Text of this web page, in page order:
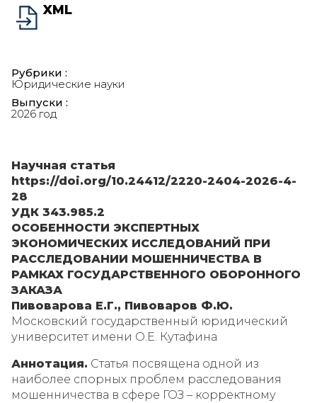
XML
Рубрики :
Юридические науки
Выпуски :
2026 год
Научная статья
https://doi.org/10.24412/2220-2404-2026-4-
28
УДК 343.985.2
ОСОБЕННОСТИ ЭКСПЕРТНЫХ
ЭКОНОМИЧЕСКИХ ИССЛЕДОВАНИЙ ПРИ
РАССЛЕДОВАНИИ МОШЕННИЧЕСТВА В
РАМКАХ ГОСУДАРСТВЕННОГО ОБОРОННОГО
ЗАКАЗА
Пивоварова Е.Г., Пивоваров Ф.Ю.
Московский государственный юридический
университет имени О.Е. Кутафина
Аннотация. Статья посвящена одной из
наиболее спорных проблем расследования
мошенничества в сфере ГОЗ – корректному